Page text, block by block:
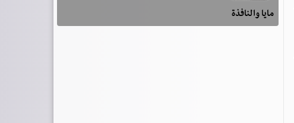
مايا والنافذة